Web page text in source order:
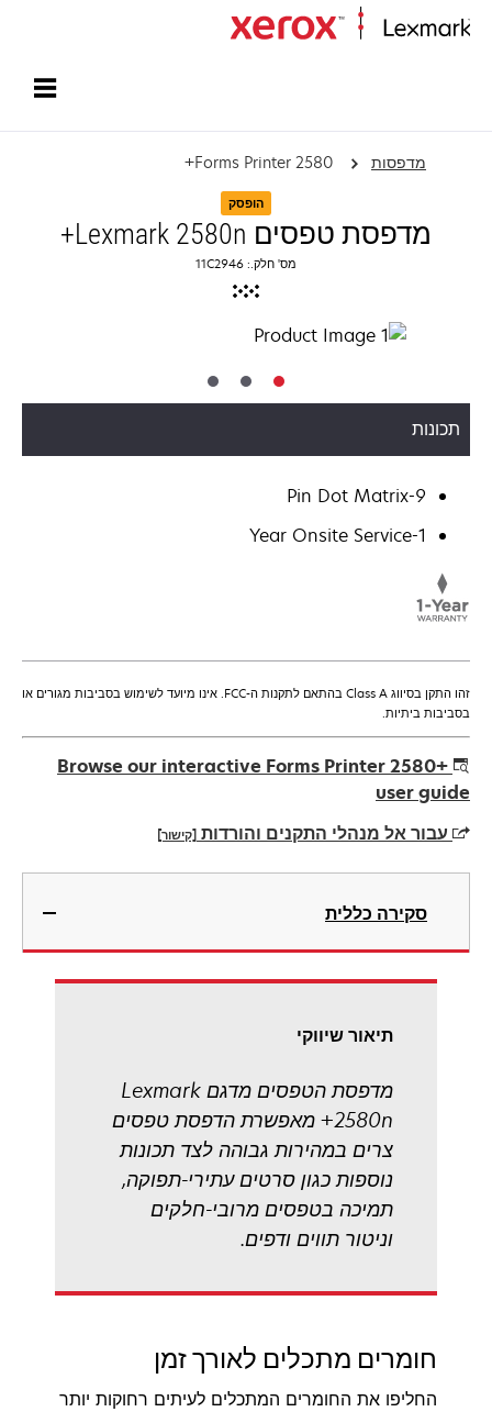
מדפסות Forms Printer 2580+
הופסק
מדפסת טפסים Lexmark 2580n+
מס' חלק.: 11C2946
תכונות
9-Pin Dot Matrix
1-Year Onsite Service
זהו התקן בסיווג Class A בהתאם לתקנות ה-FCC. אינו מיועד לשימוש בסביבות מגורים או
בסביבות ביתיות.
Browse our interactive Forms Printer 2580+
user guide
עבור אל מנהלי התקנים והורדות [קישור]
opens
new
סקירה כללית
תיאור שיווקי
מדפסת הטפסים מדגם Lexmark
2580n+ מאפשרת הדפסת טפסים
צרים במהירות גבוהה לצד תכונות
נוספות כגון סרטים עתירי-תפוקה,
תמיכה בטפסים מרובי-חלקים
וניטור תווים ודפים.
חומרים מתכלים לאורך זמן
החליפו את החומרים המתכלים לעיתים רחוקות יותר